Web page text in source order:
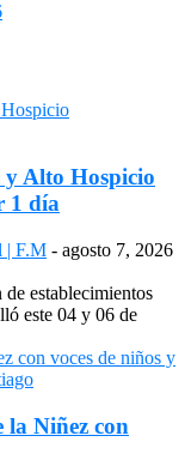
y Alto Hospicio
1 día
| F.M - agosto 7, 2026
establecimientos
este 04 y 06 de
Niñez con